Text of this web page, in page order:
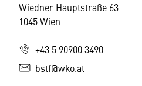
Wiedner Hauptstraße 63
1045 Wien
+43 5 90900 3490
bstf@wko.at